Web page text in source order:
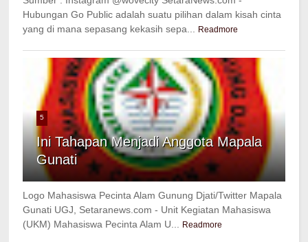
Hubungan Go Public adalah suatu pilihan dalam kisah cinta
yang di mana sepasang kekasih sepa...
Readmore
5
Ini Tahapan Menjadi Anggota Mapala
Gunati
Logo Mahasiswa Pecinta Alam Gunung Djati/Twitter Mapala
Gunati UGJ, Setaranews.com - Unit Kegiatan Mahasiswa
(UKM) Mahasiswa Pecinta Alam U...
Readmore